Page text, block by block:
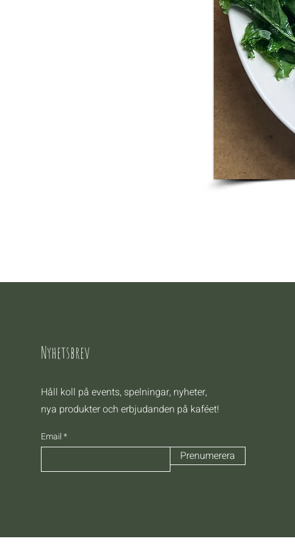
Nyhetsbrev
Håll koll på events, spelningar, nyheter,
nya produkter och erbjudanden på kaféet!
Email
Prenumerera